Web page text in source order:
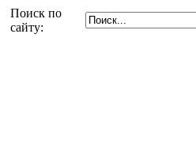
Поиск по
сайту: